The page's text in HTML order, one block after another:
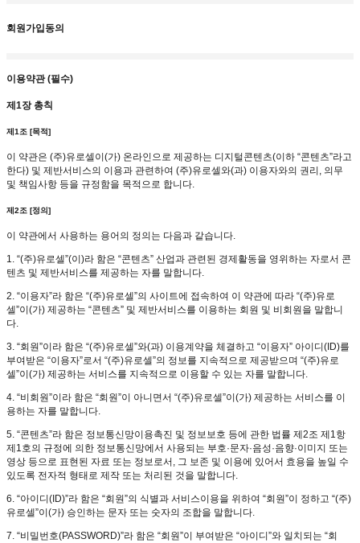
회원가입동의
이용약관 (필수)
제1장 총칙
제1조 [목적]
이 약관은 (주)유로셀이(가) 온라인으로 제공하는 디지털콘텐츠(이하 “콘텐츠”라고
한다) 및 제반서비스의 이용과 관련하여 (주)유로셀와(과) 이용자와의 권리, 의무
및 책임사항 등을 규정함을 목적으로 합니다.
제2조 [정의]
이 약관에서 사용하는 용어의 정의는 다음과 같습니다.
1. “(주)유로셀”(이)라 함은 “콘텐츠” 산업과 관련된 경제활동을 영위하는 자로서 콘
텐츠 및 제반서비스를 제공하는 자를 말합니다.
2. “이용자”라 함은 “(주)유로셀”의 사이트에 접속하여 이 약관에 따라 “(주)유로
셀”이(가) 제공하는 “콘텐츠” 및 제반서비스를 이용하는 회원 및 비회원을 말합니
다.
3. “회원”이라 함은 “(주)유로셀”와(과) 이용계약을 체결하고 “이용자” 아이디(ID)를
부여받은 “이용자”로서 “(주)유로셀”의 정보를 지속적으로 제공받으며 “(주)유로
셀”이(가) 제공하는 서비스를 지속적으로 이용할 수 있는 자를 말합니다.
4. “비회원”이라 함은 “회원”이 아니면서 “(주)유로셀”이(가) 제공하는 서비스를 이
용하는 자를 말합니다.
5. “콘텐츠”라 함은 정보통신망이용촉진 및 정보보호 등에 관한 법률 제2조 제1항
제1호의 규정에 의한 정보통신망에서 사용되는 부호·문자·음성·음향·이미지 또는
영상 등으로 표현된 자료 또는 정보로서, 그 보존 및 이용에 있어서 효용을 높일 수
있도록 전자적 형태로 제작 또는 처리된 것을 말합니다.
6. “아이디(ID)”라 함은 “회원”의 식별과 서비스이용을 위하여 “회원”이 정하고 “(주)
유로셀”이(가) 승인하는 문자 또는 숫자의 조합을 말합니다.
7. “비밀번호(PASSWORD)”라 함은 “회원”이 부여받은 “아이디”와 일치되는 “회